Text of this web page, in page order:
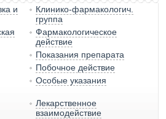
и
Клинико-фармакологич.
группа
Фармакологическое
действие
Показания препарата
Побочное действие
Особые указания
Лекарственное
взаимодействие